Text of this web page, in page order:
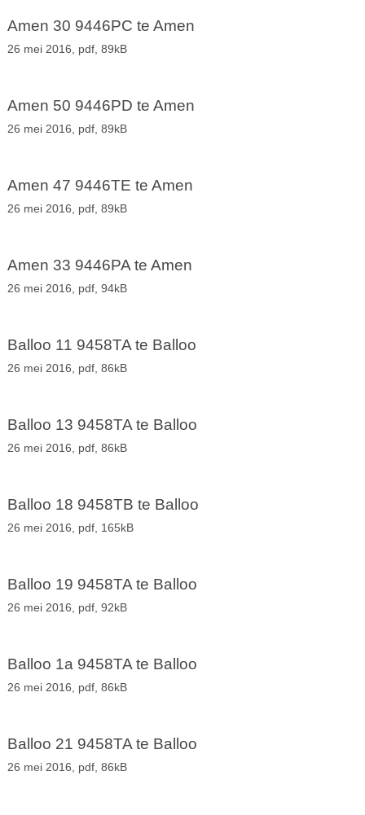
Amen 30 9446PC te Amen
26 mei 2016, pdf, 89kB
Amen 50 9446PD te Amen
26 mei 2016, pdf, 89kB
Amen 47 9446TE te Amen
26 mei 2016, pdf, 89kB
Amen 33 9446PA te Amen
26 mei 2016, pdf, 94kB
Balloo 11 9458TA te Balloo
26 mei 2016, pdf, 86kB
Balloo 13 9458TA te Balloo
26 mei 2016, pdf, 86kB
Balloo 18 9458TB te Balloo
26 mei 2016, pdf, 165kB
Balloo 19 9458TA te Balloo
26 mei 2016, pdf, 92kB
Balloo 1a 9458TA te Balloo
26 mei 2016, pdf, 86kB
Balloo 21 9458TA te Balloo
26 mei 2016, pdf, 86kB